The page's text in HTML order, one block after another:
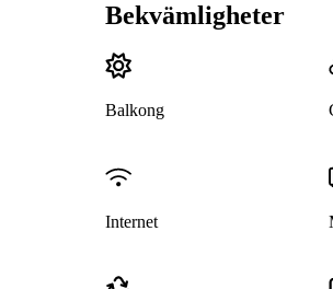
Bekvämligheter
Balkong
Internet